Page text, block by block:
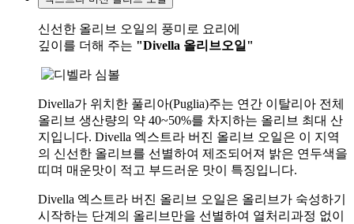
신선한 올리브 오일의 풍미로 요리에
깊이를 더해 주는 "Divella 올리브오일"
Divella가 위치한 풀리아(Puglia)주는 연간 이탈리아 전체
올리브 생산량의 약 40~50%를 차지하는 올리브 최대 산
지입니다. Divella 엑스트라 버진 올리브 오일은 이 지역
의 신선한 올리브를 선별하여 제조되어져 밝은 연두색을
띠며 매운맛이 적고 부드러운 맛이 특징입니다.
Divella 엑스트라 버진 올리브 오일은 올리브가 숙성하기
시작하는 단계의 올리브만을 선별하여 열처리과정 없이